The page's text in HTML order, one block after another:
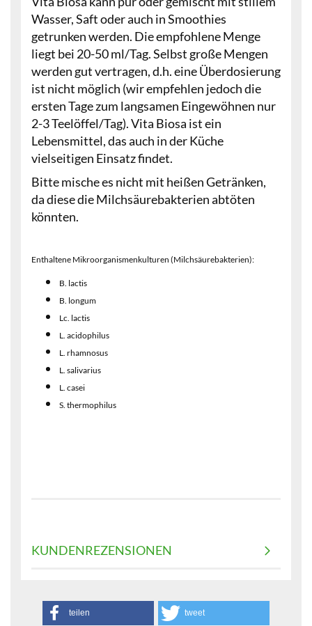
Wasser, Saft oder auch in Smoothies
getrunken werden. Die empfohlene Menge
liegt bei 20-50 ml/Tag. Selbst große Mengen
werden gut vertragen, d.h. eine Überdosierung
ist nicht möglich (wir empfehlen jedoch die
ersten Tage zum langsamen Eingewöhnen nur
2-3 Teelöffel/Tag). Vita Biosa ist ein
Lebensmittel, das auch in der Küche
vielseitigen Einsatz findet.
Bitte mische es nicht mit heißen Getränken,
da diese die Milchsäurebakterien abtöten
könnten.
Enthaltene Mikroorganismenkulturen (Milchsäurebakterien):
B. lactis
B. longum
Lc. lactis
L. acidophilus
L. rhamnosus
L. salivarius
L. casei
S. thermophilus
KUNDENREZENSIONEN
teilen tweet